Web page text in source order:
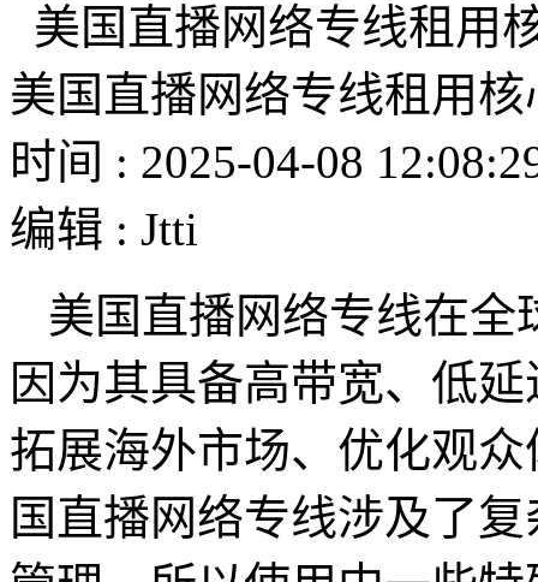
美国直播网络专线租用
美国直播网络专线租用
时间 : 2025-04-08
编辑 : Jtti
美国直播网络专线在
因为其具备高带宽、低
拓展海外市场、优化观
国直播网络专线涉及了